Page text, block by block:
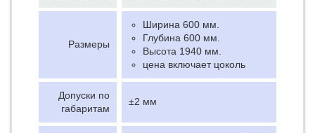
Размеры
Ширина 600 мм.
Глубина 600 мм.
Высота 1940 мм.
цена включает цоколь
Допуски по
габаритам
±2 мм